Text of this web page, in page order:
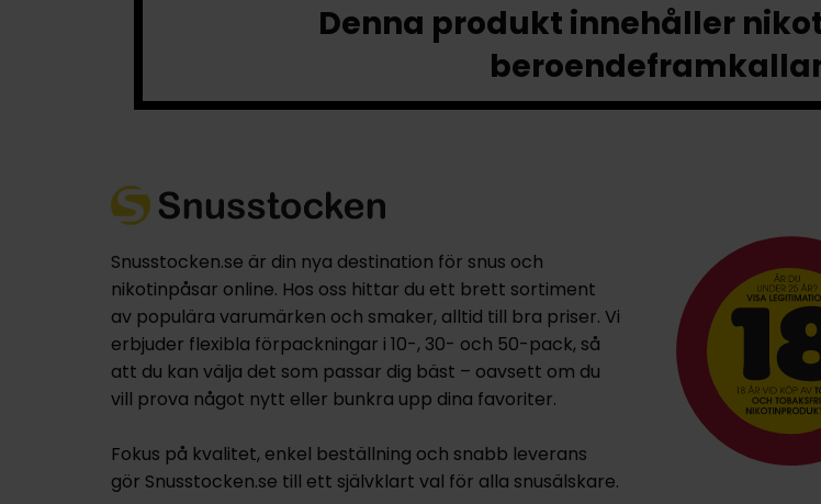
Denna produkt innehåller
Snusstocken.se är din nya destination för snus och
nikotinpåsar online. Hos oss hittar du ett brett sortiment
av populära varumärken och smaker, alltid till bra priser. Vi
erbjuder flexibla förpackningar i 10-, 30- och 50-pack, så
att du kan välja det som passar dig bäst – oavsett om du
vill prova något nytt eller bunkra upp dina favoriter.
Fokus på kvalitet, enkel beställning och snabb leverans
gör Snusstocken.se till ett självklart val för alla snusälskare.